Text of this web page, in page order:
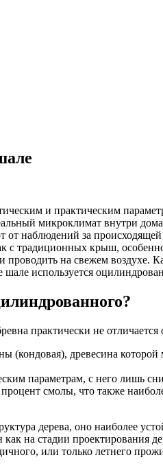
и практическим
микроклимат внутри
от наблюдений за
с традиционных крыш,
проводить на свежем
используется
практически не
(кондовая), древесина
параметрам, с него лишь
смолы, что также
дерева, оно наиболее
на стадии проектирования
или только летнего